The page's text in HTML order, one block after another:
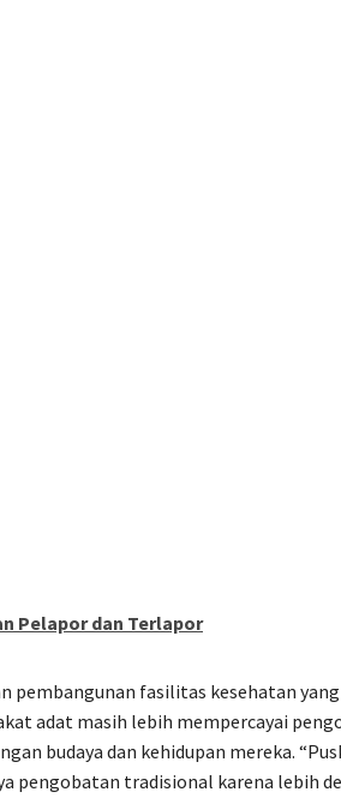
Pelapor dan Terlapor
pembangunan fasilitas kesehatan
adat masih lebih mempercayai
budaya dan kehidupan mereka.
pengobatan tradisional karena lebih